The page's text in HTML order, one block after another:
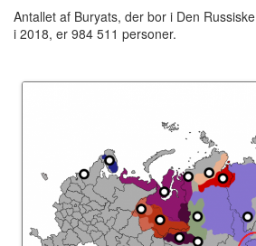
Antallet af Buryats, der bor i Den
i 2018, er 984 511 personer.